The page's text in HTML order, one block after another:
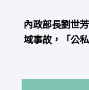
內政部長劉世
域事故，「公